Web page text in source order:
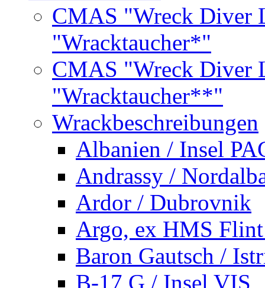
CMAS "Wreck Diver
"Wracktaucher*"
CMAS "Wreck Diver
"Wracktaucher**"
Wrackbeschreibungen
Albanien / Insel
Andrassy /
Ardor / Dubrovnik
Argo, ex HMS
Baron Gautsch /
B-17 G / Insel VIS